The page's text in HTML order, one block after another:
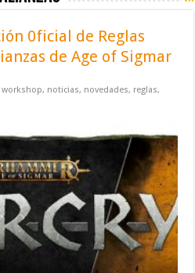
0ficial de Reglas
de Age of Sigmar
workshop, noticias, novedades, reglas,